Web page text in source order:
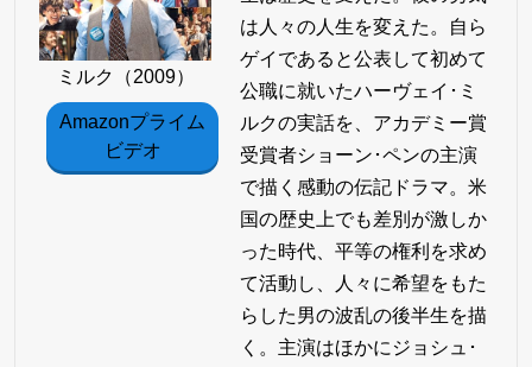
ミルク（2009）
Amazonプライム
ビデオ
は人々の人生を変えた。自ら
ゲイであると公表して初めて
公職に就いたハーヴェイ･ミ
ルクの実話を、アカデミー賞
受賞者ショーン･ペンの主演
で描く感動の伝記ドラマ。米
国の歴史上でも差別が激しか
った時代、平等の権利を求め
て活動し、人々に希望をもた
らした男の波乱の後半生を描
く。主演はほかにジョシュ･